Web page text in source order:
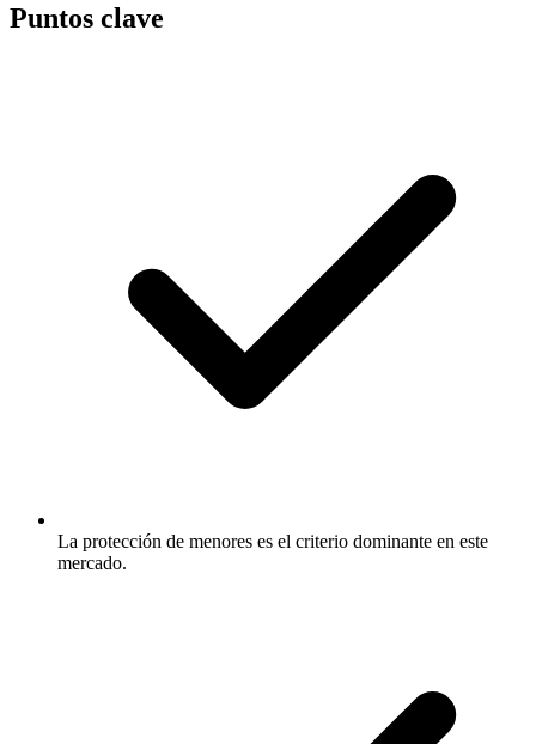
Puntos clave
La protección de menores es el criterio dominante en este
mercado.